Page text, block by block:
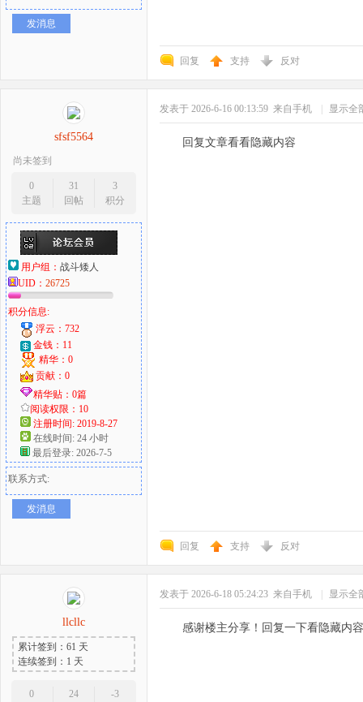
发消息
回复 支持 反对
sfsf5564
尚未签到
0
主题
31
回帖
3
积分
用户组： 战斗矮人
UID： 26725
积分信息:
浮云：732
金钱：11
精华：0
贡献：0
精华贴：0篇
阅读权限：10
注册时间: 2019-8-27
在线时间: 24 小时
最后登录: 2026-7-5
联系方式:
发消息
发表于 2026-6-16 00:13:59 来自手机 显示全
回复文章看看隐藏内容
回复 支持 反对
llcllc
累计签到：61 天
连续签到：1 天
0
24
-3
发表于 2026-6-18 05:24:23 来自手机 显示全
感谢楼主分享！回复一下看隐藏内